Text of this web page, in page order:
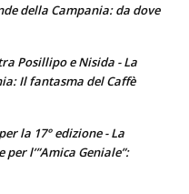
della Campania: da dove
Posillipo e Nisida - La
Il fantasma del Caffè
la 17° edizione - La
per l’”Amica Geniale”: